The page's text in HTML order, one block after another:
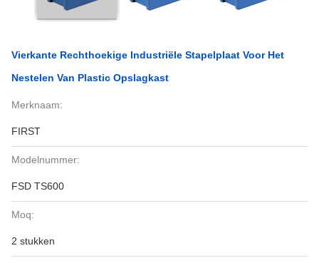
Vierkante Rechthoekige Industriële Stapelplaat Voor Het
Nestelen Van Plastic Opslagkast
Merknaam:
FIRST
Modelnummer:
FSD TS600
Moq:
2 stukken